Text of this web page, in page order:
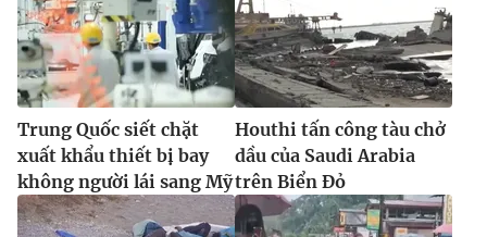
Trung Quốc siết chặt
xuất khẩu thiết bị bay
không người lái sang Mỹ
Houthi tấn công tàu chở
dầu của Saudi Arabia
trên Biển Đỏ